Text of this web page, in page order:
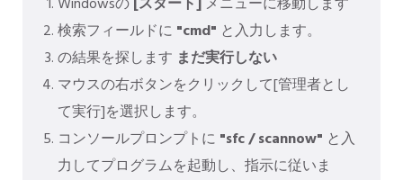
検索フィールドに "cmd" と入力します。
の結果を探します まだ実行しない
マウスの右ボタンをクリックして[管理者とし
て実行]を選択します。
コンソールプロンプトに "sfc / scannow" と入
力してプログラムを起動し、指示に従いま